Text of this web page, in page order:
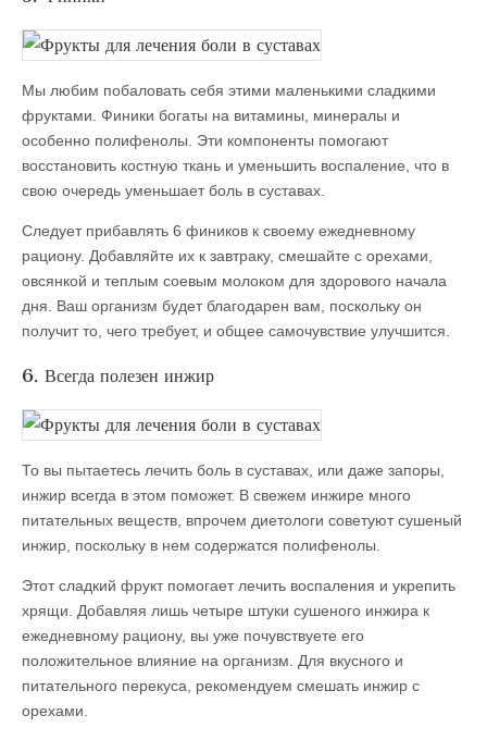
Мы любим побаловать себя этими маленькими сладкими
фруктами. Финики богаты на витамины, минералы и
особенно полифенолы. Эти компоненты помогают
восстановить костную ткань и уменьшить воспаление, что в
свою очередь уменьшает боль в суставах.
Следует прибавлять 6 фиников к своему ежедневному
рациону. Добавляйте их к завтраку, смешайте с орехами,
овсянкой и теплым соевым молоком для здорового начала
дня. Ваш организм будет благодарен вам, поскольку он
получит то, чего требует, и общее самочувствие улучшится.
6. Всегда полезен инжир
То вы пытаетесь лечить боль в суставах, или даже запоры,
инжир всегда в этом поможет. В свежем инжире много
питательных веществ, впрочем диетологи советуют сушеный
инжир, поскольку в нем содержатся полифенолы.
Этот сладкий фрукт помогает лечить воспаления и укрепить
хрящи. Добавляя лишь четыре штуки сушеного инжира к
ежедневному рациону, вы уже почувствуете его
положительное влияние на организм. Для вкусного и
питательного перекуса, рекомендуем смешать инжир с
орехами.